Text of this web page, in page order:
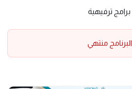
برامج ترفيهية
البرنامج منتهي